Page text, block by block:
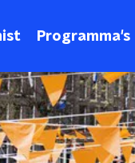
Programma's